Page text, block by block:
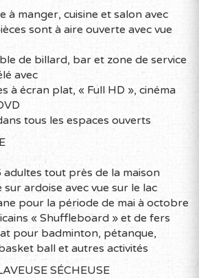
plusieurs événements et un
et de salles de spectacles,
référence au Québec pour le
révèlent aussi de
granges rondes, des croix de
plus anciens ponts couverts du
propres à la région que
long de votre parcours. Une
ainsi rendez-vous avec deux
vous faisant suivre les empreintes
Irlandais et Écossais ont
visitez le site de l’association
de l’Estrie :
à manger, cuisine et salon avec
sont à aire ouverte avec vue
de billard, bar et zone de service
avec
à écran plat, « Full HD », cinéma
tous les espaces ouverts
tout près de la maison
ardoise avec vue sur le lac
pour la période de mai à octobre
« Shuffleboard » et de fers
pour badminton, pétanque,
ball et autres activités
SÉCHEUSE